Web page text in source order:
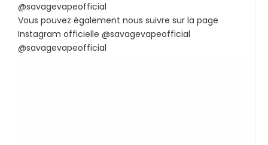
@savagevapeofficial
Vous pouvez également nous suivre sur la page
Instagram officielle @savagevapeofficial
@savagevapeofficial